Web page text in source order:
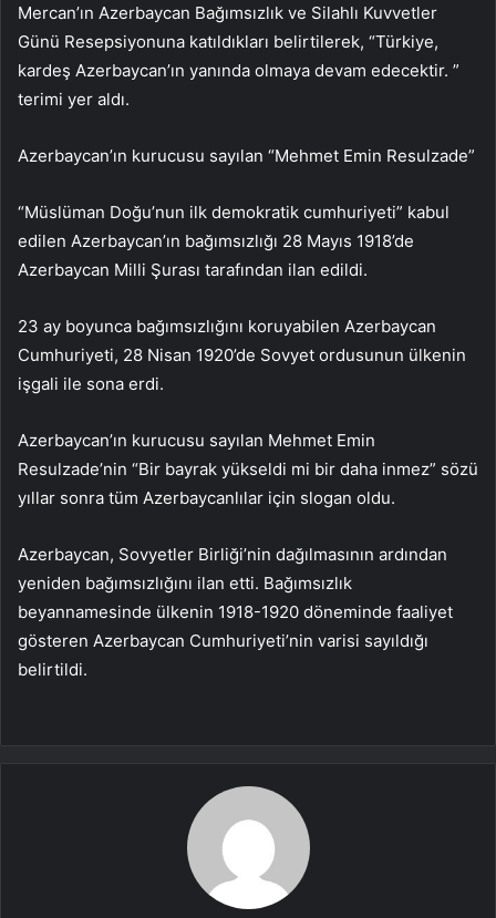
Mercan’ın Azerbaycan Bağımsızlık ve Silahlı Kuvvetler
Günü Resepsiyonuna katıldıkları belirtilerek, “Türkiye,
kardeş Azerbaycan’ın yanında olmaya devam edecektir. ”
terimi yer aldı.
Azerbaycan’ın kurucusu sayılan “Mehmet Emin Resulzade”
“Müslüman Doğu’nun ilk demokratik cumhuriyeti” kabul
edilen Azerbaycan’ın bağımsızlığı 28 Mayıs 1918’de
Azerbaycan Milli Şurası tarafından ilan edildi.
23 ay boyunca bağımsızlığını koruyabilen Azerbaycan
Cumhuriyeti, 28 Nisan 1920’de Sovyet ordusunun ülkenin
işgali ile sona erdi.
Azerbaycan’ın kurucusu sayılan Mehmet Emin
Resulzade’nin “Bir bayrak yükseldi mi bir daha inmez” sözü
yıllar sonra tüm Azerbaycanlılar için slogan oldu.
Azerbaycan, Sovyetler Birliği’nin dağılmasının ardından
yeniden bağımsızlığını ilan etti. Bağımsızlık
beyannamesinde ülkenin 1918-1920 döneminde faaliyet
gösteren Azerbaycan Cumhuriyeti’nin varisi sayıldığı
belirtildi.